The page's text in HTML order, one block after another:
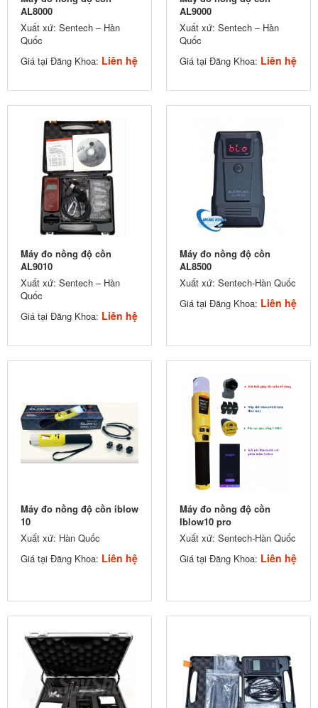
AL8000
Xuất xứ: Sentech – Hàn
Quốc
Giá tại Đăng Khoa: Liên hệ
AL9000
Xuất xứ: Sentech – Hàn
Quốc
Giá tại Đăng Khoa: Liên hệ
Máy đo nồng độ cồn
AL9010
Xuất xứ: Sentech – Hàn
Quốc
Giá tại Đăng Khoa: Liên hệ
Máy đo nồng độ cồn
AL8500
Xuất xứ: Sentech-Hàn Quốc
Giá tại Đăng Khoa: Liên hệ
Máy đo nồng độ cồn iblow
10
Xuất xứ: Hàn Quốc
Giá tại Đăng Khoa: Liên hệ
Máy đo nồng độ cồn
Iblow10 pro
Xuất xứ: Sentech-Hàn Quốc
Giá tại Đăng Khoa: Liên hệ